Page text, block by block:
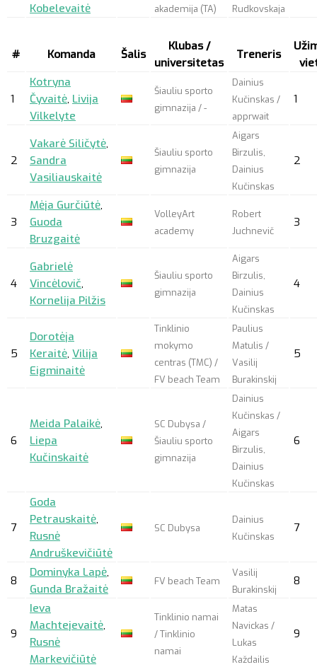
Kobelevaitė
akademija (TA)
Rudkovskaja
# Komanda Šalis
Klubas /
universitetas
Treneris
1
Kotryna
Čyvaitė, Livija
Vilkelyte
Šiauliu sporto
gimnazija / -
Dainius
Kučinskas /
apprwait
1
2
Vakarė Siličytė,
Sandra
Vasiliauskaitė
Šiauliu sporto
gimnazija
Aigars
Birzulis,
Dainius
Kučinskas
2
3
Mėja Gurčiūtė,
Guoda
Bruzgaitė
VolleyArt
academy
Robert
Juchnevič
3
4
Gabrielė
Vincėlovič,
Kornelija Pilžis
Šiauliu sporto
gimnazija
Aigars
Birzulis,
Dainius
Kučinskas
4
5
Dorotėja
Keraitė, Vilija
Eigminaitė
Tinklinio
mokymo
centras (TMC) /
FV beach Team
Paulius
Matulis /
Vasilij
Burakinskij
5
6
Meida Palaikė,
Liepa
Kučinskaitė
SC Dubysa /
Šiauliu sporto
gimnazija
Dainius
Kučinskas /
Aigars
Birzulis,
Dainius
Kučinskas
6
7
Goda
Petrauskaitė,
Rusnė
Andruškevičiūtė
SC Dubysa
Dainius
Kučinskas
7
8
Dominyka Lapė,
Gunda Bražaitė
FV beach Team
Vasilij
Burakinskij
8
9
Ieva
Machtejevaitė,
Rusnė
Markevičiūtė
Tinklinio namai
/ Tinklinio
namai
Matas
Navickas /
Lukas
Každailis
9